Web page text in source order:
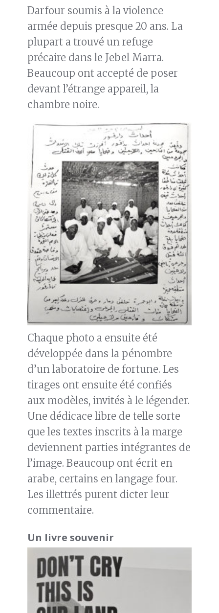
Darfour soumis à la violence
armée depuis presque 20 ans. La
plupart a trouvé un refuge
précaire dans le Jebel Marra.
Beaucoup ont accepté de poser
devant l’étrange appareil, la
chambre noire.
Chaque photo a ensuite été
développée dans la pénombre
d’un laboratoire de fortune. Les
tirages ont ensuite été confiés
aux modèles, invités à le légender.
Une dédicace libre de telle sorte
que les textes inscrits à la marge
deviennent parties intégrantes de
l’image. Beaucoup ont écrit en
arabe, certains en langage four.
Les illettrés purent dicter leur
commentaire.
Un livre souvenir